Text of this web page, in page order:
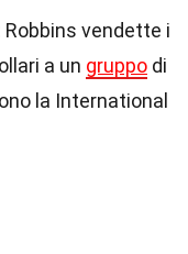
Robbins vendette i
a un gruppo di
la International